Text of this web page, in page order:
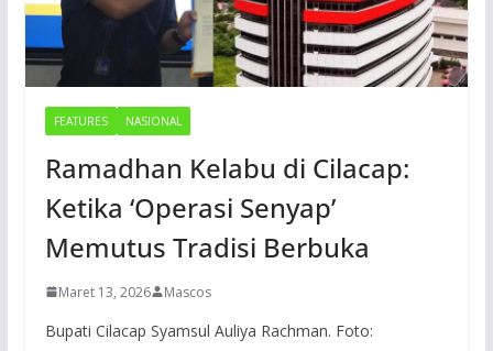
FEATURES NASIONAL
Ramadhan Kelabu di Cilacap:
Ketika ‘Operasi Senyap’
Memutus Tradisi Berbuka
Maret 13, 2026 Mascos
Bupati Cilacap Syamsul Auliya Rachman. Foto: